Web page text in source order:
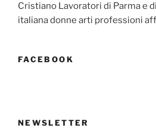
Cristiano Lavoratori di Parma e
italiana donne arti professioni
FACEBOOK
NEWSLETTER